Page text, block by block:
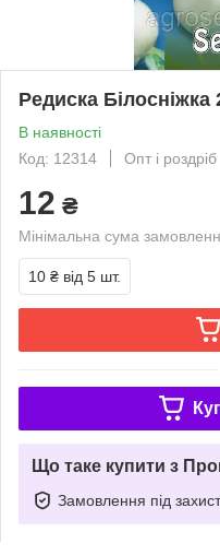
Редиска Білосніжка
В наявності
Код: 12314
Опт і роздріб
12 ₴
Мінімальна сума
10 ₴ від 5 шт.
Що таке купити з
Замовлення під